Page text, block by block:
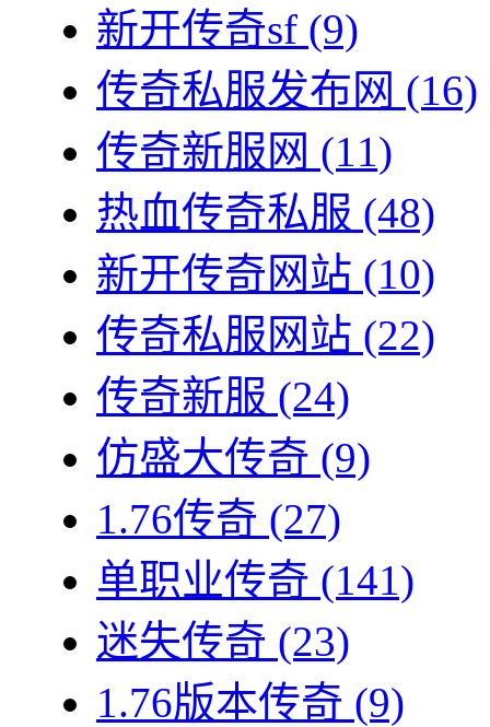
新开传奇sf (9)
传奇私服发布网 (16)
传奇新服网 (11)
热血传奇私服 (48)
新开传奇网站 (10)
传奇私服网站 (22)
传奇新服 (24)
仿盛大传奇 (9)
1.76传奇 (27)
单职业传奇 (141)
迷失传奇 (23)
1.76版本传奇 (9)